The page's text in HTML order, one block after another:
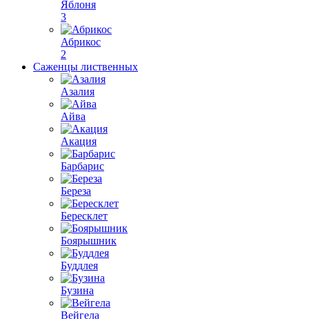
Яблоня
3
Абрикос
2
Саженцы лиственных
Азалия
Айва
Акация
Барбарис
Береза
Бересклет
Боярышник
Буддлея
Бузина
Вейгела